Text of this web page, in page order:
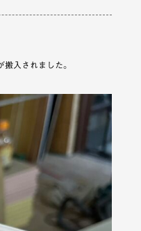
入されました。